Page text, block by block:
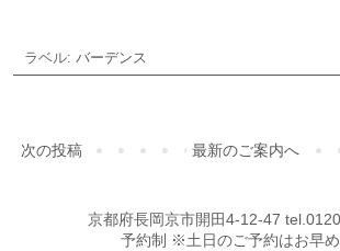
ラベル: バーデンス
次の投稿 最新のご案内へ
京都府長岡京市開田4-12-47
予約制 ※土日のご予約はお早め